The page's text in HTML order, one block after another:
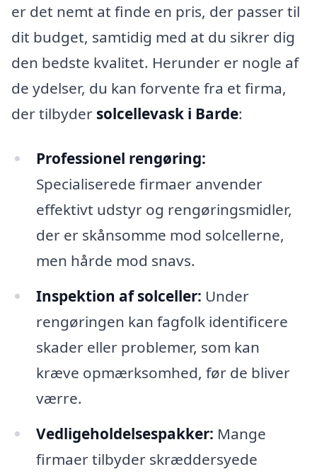
er det nemt at finde en pris, der passer til
dit budget, samtidig med at du sikrer dig
den bedste kvalitet. Herunder er nogle af
de ydelser, du kan forvente fra et firma,
der tilbyder solcellevask i Barde:
Professionel rengøring:
Specialiserede firmaer anvender
effektivt udstyr og rengøringsmidler,
der er skånsomme mod solcellerne,
men hårde mod snavs.
Inspektion af solceller: Under
rengøringen kan fagfolk identificere
skader eller problemer, som kan
kræve opmærksomhed, før de bliver
værre.
Vedligeholdelsespakker: Mange
firmaer tilbyder skræddersyede